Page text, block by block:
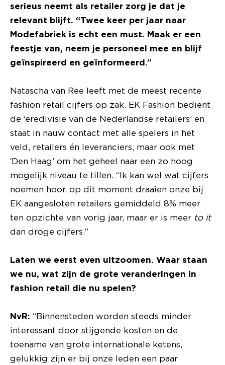
serieus neemt als retailer zorg je dat je
relevant blijft. “Twee keer per jaar naar
Modefabriek is echt een must. Maak er een
feestje van, neem je personeel mee en blijf
geïnspireerd en geïnformeerd.”
Natascha van Ree leeft met de meest recente
fashion retail cijfers op zak. EK Fashion bedient
de ‘eredivisie van de Nederlandse retailers’ en
staat in nauw contact met alle spelers in het
veld, retailers én leveranciers, maar ook met
‘Den Haag’ om het geheel naar een zo hoog
mogelijk niveau te tillen. “Ik kan wel wat cijfers
noemen hoor, op dit moment draaien onze bij
EK aangesloten retailers gemiddeld 8% meer
ten opzichte van vorig jaar, maar er is meer to it
dan droge cijfers.”
Laten we eerst even uitzoomen. Waar staan
we nu, wat zijn de grote veranderingen in
fashion retail die nu spelen?
NvR: “Binnensteden worden steeds minder
interessant door stijgende kosten en de
toename van grote internationale ketens,
gelukkig zijn er bij onze leden een paar